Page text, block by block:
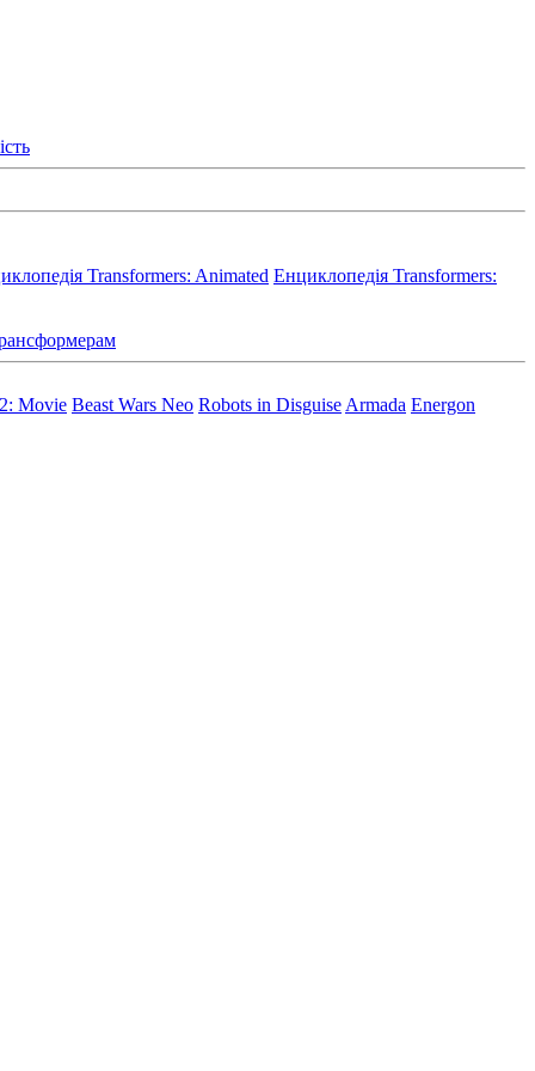
Transformers: Animated Енциклопедія Transformers:
Movie Beast Wars Neo Robots in Disguise Armada Energon